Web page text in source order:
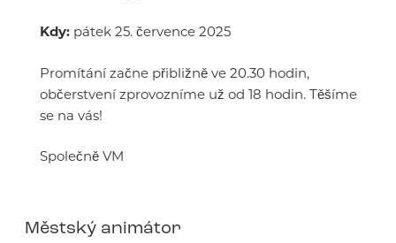
Kdy: pátek 25. července 2025
Promítání začne přibližně ve 20.30 hodin,
občerstvení zprovozníme už od 18 hodin. Těšíme
se na vás!
Společně VM
Městský animátor